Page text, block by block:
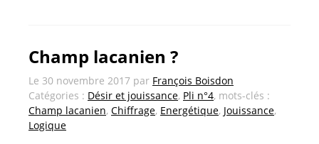
Champ lacanien ?
Le 30 novembre 2017 par François Boisdon
Catégories : Désir et jouissance, Pli n°4, mots-clés :
Champ lacanien, Chiffrage, Energétique, Jouissance,
Logique